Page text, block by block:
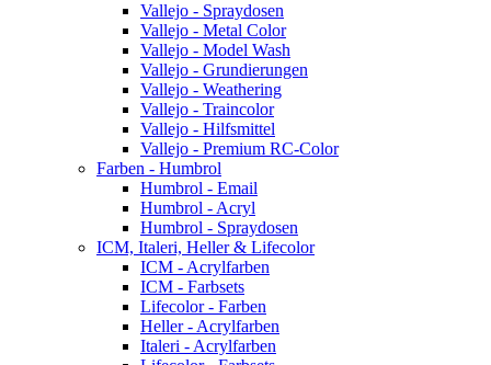
Vallejo - Spraydosen
Vallejo - Metal Color
Vallejo - Model Wash
Vallejo - Grundierungen
Vallejo - Weathering
Vallejo - Traincolor
Vallejo - Hilfsmittel
Vallejo - Premium RC-Color
Farben - Humbrol
Humbrol - Email
Humbrol - Acryl
Humbrol - Spraydosen
ICM, Italeri, Heller & Lifecolor
ICM - Acrylfarben
ICM - Farbsets
Lifecolor - Farben
Heller - Acrylfarben
Italeri - Acrylfarben